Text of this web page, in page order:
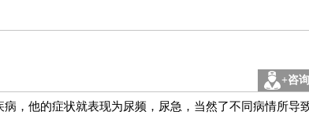
+咨
，他的症状就表现为尿频，尿急，当然了不同病情所导